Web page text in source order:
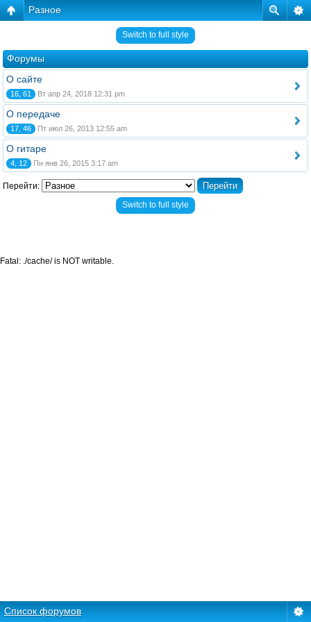
Разное
Switch to full style
Форумы
О сайте
16, 61 Вт апр 24, 2018 12:31 pm
О передаче
17, 46 Пт июл 26, 2013 12:55 am
О гитаре
4, 12 Пн янв 26, 2015 3:17 am
Перейти:
Switch to full style
Список форумов
Fatal: ./cache/ is NOT writable.